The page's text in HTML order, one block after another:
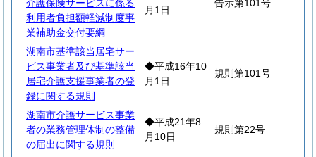
介護保険サービスに係る
利用者負担額軽減制度事
業補助金交付要綱
月1日
告示第101号
湖南市基準該当居宅サー
ビス事業者及び基準該当
居宅介護支援事業者の登
録に関する規則
◆平成16年10
月1日
規則第101号
湖南市介護サービス事業
者の業務管理体制の整備
の届出に関する規則
◆平成21年8
月10日
規則第22号